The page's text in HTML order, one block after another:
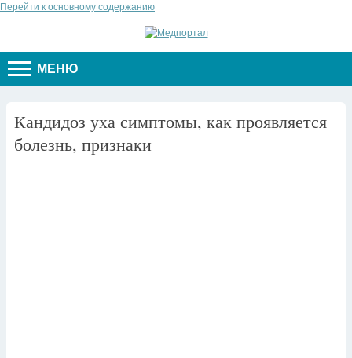
Перейти к основному содержанию
МЕНЮ
Кандидоз уха симптомы, как проявляется
болезнь, признаки